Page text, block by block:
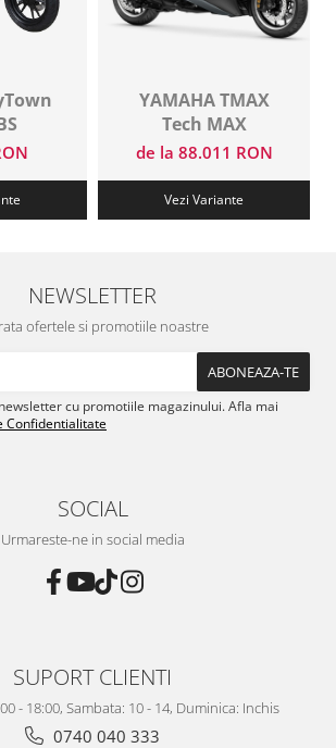
YAMAHA TMAX
Tech MAX
de la 88.011 RON
Vezi Variante
NEWSLETTER
ofertele si promotiile noastre
cu promotiile magazinului. Afla mai
Confidentialitate
SOCIAL
Urmareste-ne in social media
SUPORT CLIENTI
- 18:00, Sambata: 10 - 14, Duminica: Inchis
0740 040 333